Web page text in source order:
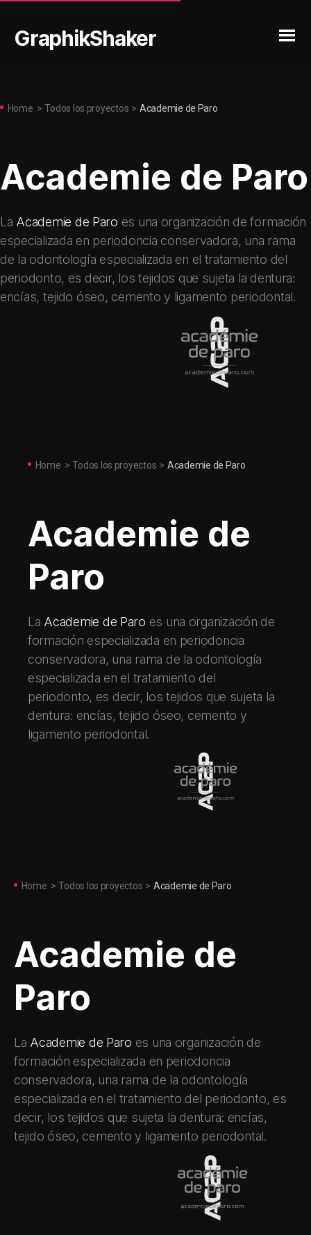
GraphikShaker
Home > Todos los proyectos > Academie de Paro
Academie de Paro
La Academie de Paro es una organización de formación
especializada en periodoncia conservadora, una rama
de la odontología especializada en el tratamiento del
periodonto, es decir, los tejidos que sujeta la dentura:
encías, tejido óseo, cemento y ligamento periodontal.
Home > Todos los proyectos > Academie de Paro
Academie de
Paro
La Academie de Paro es una organización de
formación especializada en periodoncia
conservadora, una rama de la odontología
especializada en el tratamiento del
periodonto, es decir, los tejidos que sujeta la
dentura: encías, tejido óseo, cemento y
ligamento periodontal.
Home > Todos los proyectos > Academie de Paro
Academie de
Paro
La Academie de Paro es una organización de
formación especializada en periodoncia
conservadora, una rama de la odontología
especializada en el tratamiento del periodonto, es
decir, los tejidos que sujeta la dentura: encías,
tejido óseo, cemento y ligamento periodontal.